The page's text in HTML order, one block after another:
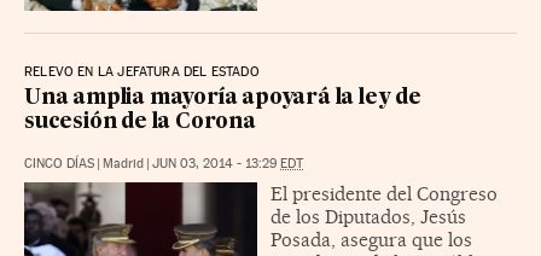
RELEVO EN LA JEFATURA DEL ESTADO
Una amplia mayoría apoyará la ley de
sucesión de la Corona
CINCO DÍAS | Madrid | JUN 03, 2014 - 13:29 EDT
El presidente del Congreso
de los Diputados, Jesús
Posada, asegura que los